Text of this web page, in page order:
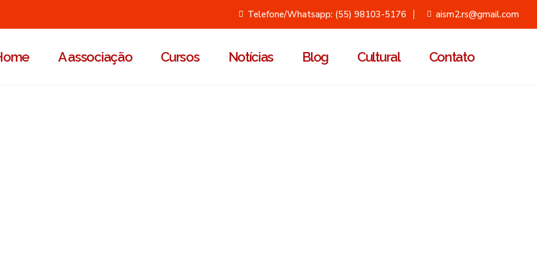
Telefone/Whatsapp: (55) 98103-5176 aism2.rs@gmail.com
A associação Cursos Notícias Blog Cultural Contato